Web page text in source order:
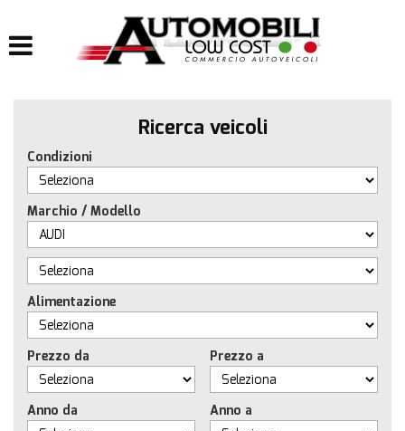
IMPIANTI GPL
IMPIANTI METANO
ACQUISTIAMO USATO
ASSISTENZA
CONTATTI
Ricerca veicoli
Condizioni
Marchio / Modello
Alimentazione
Prezzo da Prezzo a
Anno da Anno a